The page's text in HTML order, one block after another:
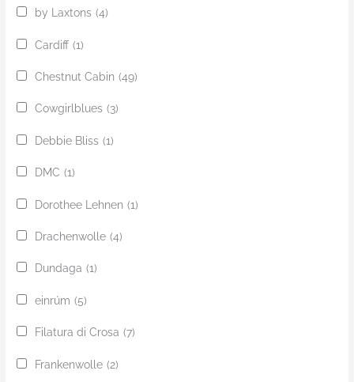
by Laxtons (4)
Cardiff (1)
Chestnut Cabin (49)
Cowgirlblues (3)
Debbie Bliss (1)
DMC (1)
Dorothee Lehnen (1)
Drachenwolle (4)
Dundaga (1)
einrúm (5)
Filatura di Crosa (7)
Frankenwolle (2)